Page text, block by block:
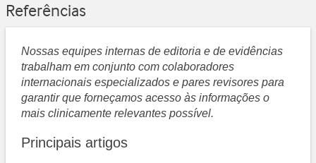
Referências
Nossas equipes internas de editoria e de evidências
trabalham em conjunto com colaboradores
internacionais especializados e pares revisores para
garantir que forneçamos acesso às informações o
mais clinicamente relevantes possível.
Principais artigos